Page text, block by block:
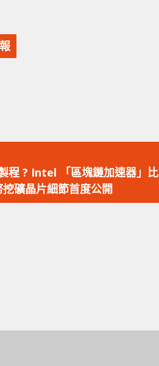
一
篇
文
程 ? Intel 「區塊鏈加速器」比
挖礦晶片細節首度公開